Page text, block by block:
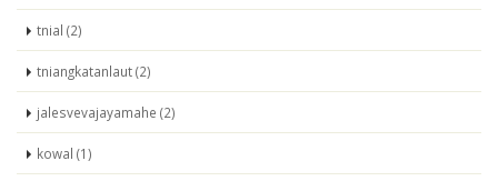
tnial (2)
tniangkatanlaut (2)
jalesvevajayamahe (2)
kowal (1)